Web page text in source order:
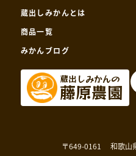
〒649-0161 和歌山
蔵出しみかんとは
商品一覧
みかんブログ
蔵出しみかんの
藤原農園